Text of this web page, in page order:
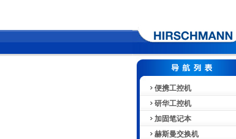
便携工控机
研华工控机
加固笔记本
赫斯曼交换机